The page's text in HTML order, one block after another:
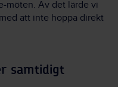
möten. Av det lärde vi
att inte hoppa direkt
samtidigt